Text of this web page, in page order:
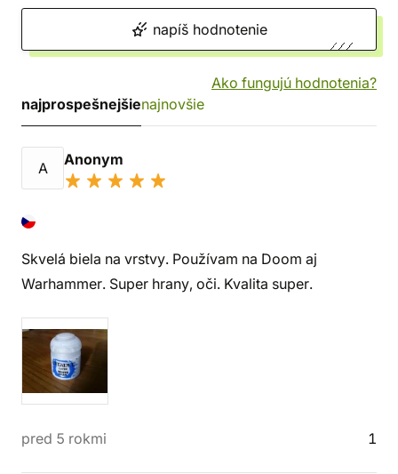
napíš hodnotenie
Ako fungujú hodnotenia?
najprospešnejšienajnovšie
A Anonym
Skvelá biela na vrstvy. Používam na Doom aj
Warhammer. Super hrany, oči. Kvalita super.
pred 5 rokmi 1